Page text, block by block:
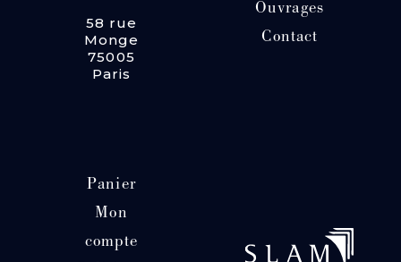
58 rue
Monge
75005
Paris
Ouvrages
Contact
Panier
Mon
compte